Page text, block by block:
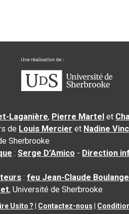
Laganière, Pierre Martel et
de Louis Mercier et Nadine
Sherbrooke
:Serge D’Amico - Direction
:feu Jean-Claude
, Université de Sherbrooke
Usito ? Contactez-nous